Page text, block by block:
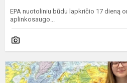
EPA nuotoliniu būdu lapkričio 17 dieną
aplinkosaugo...